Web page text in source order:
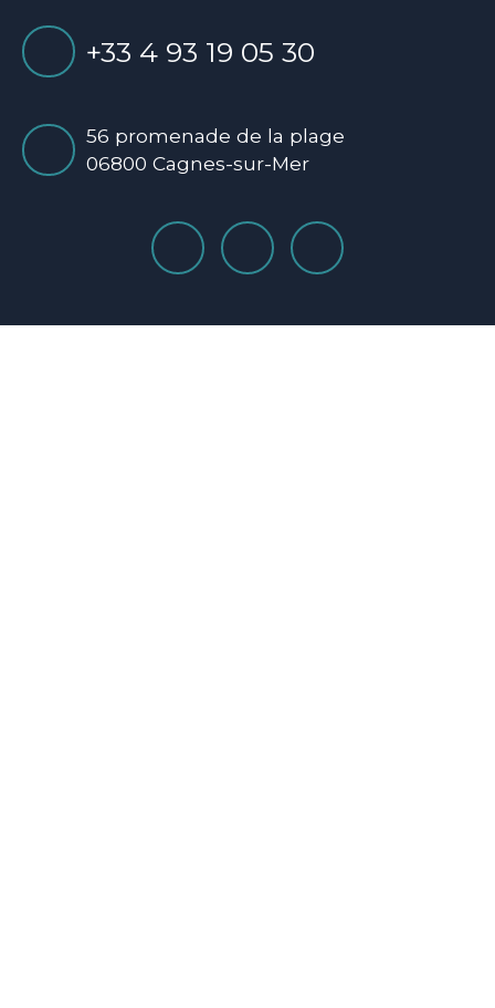
+33 4 93 19 05 30
56 promenade de la plage
06800 Cagnes-sur-Mer